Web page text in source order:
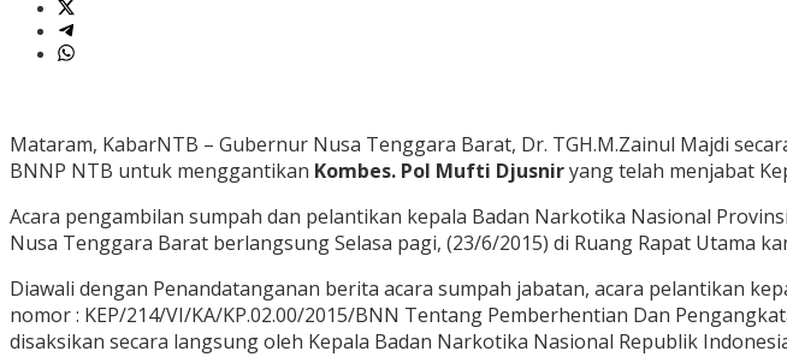
Mataram, KabarNTB – Gubernur Nusa Tenggara Barat, Dr. TGH.M.Zainul Majdi
BNNP NTB untuk menggantikan Kombes. Pol Mufti Djusniryang telah menjabat
Acara pengambilan sumpah dan pelantikan kepala Badan Narkotika Nasional
Nusa Tenggara Barat berlangsung Selasa pagi, (23/6/2015) di Ruang Rapat Utama
Diawali dengan Penandatanganan berita acara sumpah jabatan, acara pelantikan
nomor : KEP/214/VI/KA/KP.02.00/2015/BNN Tentang Pemberhentian Dan
disaksikan secara langsung oleh Kepala Badan Narkotika Nasional Republik